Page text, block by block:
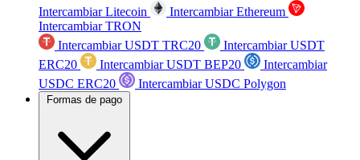
Intercambiar Litecoin
Intercambiar Ethereum
Intercambiar TRON
Intercambiar USDT TRC20
Intercambiar USDT
ERC20
Intercambiar USDT BEP20
Intercambiar
USDC ERC20
Intercambiar USDC Polygon
Formas de pago